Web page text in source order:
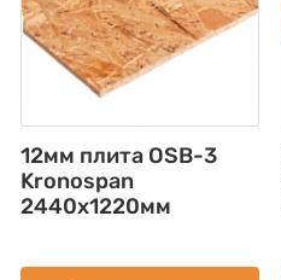
12мм плита OSB-3
Kronospan
2440x1220мм